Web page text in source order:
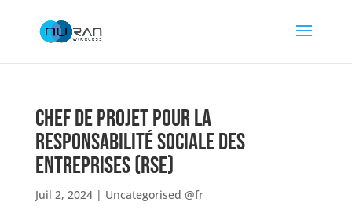
Chef de projet pour la
responsabilité sociale des
entreprises (RSE)
Juil 2, 2024| Uncategorised @fr